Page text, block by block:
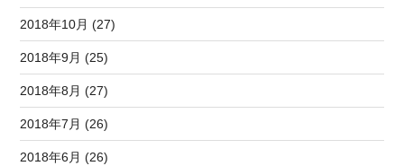
2018年10月 (27)
2018年9月 (25)
2018年8月 (27)
2018年7月 (26)
2018年6月 (26)